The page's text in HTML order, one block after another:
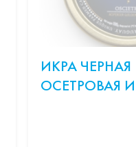
ИКРА ЧЕРНАЯ
ОСЕТРОВАЯ